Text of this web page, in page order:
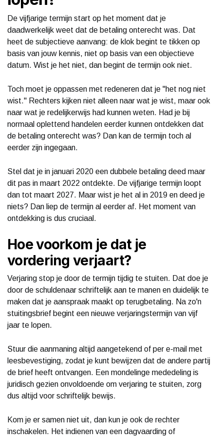
De vijfjarige termijn start op het moment dat je
daadwerkelijk weet dat de betaling onterecht was. Dat
heet de subjectieve aanvang: de klok begint te tikken op
basis van jouw kennis, niet op basis van een objectieve
datum. Wist je het niet, dan begint de termijn ook niet.
Toch moet je oppassen met redeneren dat je "het nog niet
wist." Rechters kijken niet alleen naar wat je wist, maar ook
naar wat je redelijkerwijs had kunnen weten. Had je bij
normaal oplettend handelen eerder kunnen ontdekken dat
de betaling onterecht was? Dan kan de termijn toch al
eerder zijn ingegaan.
Stel dat je in januari 2020 een dubbele betaling deed maar
dit pas in maart 2022 ontdekte. De vijfjarige termijn loopt
dan tot maart 2027. Maar wist je het al in 2019 en deed je
niets? Dan liep de termijn al eerder af. Het moment van
ontdekking is dus cruciaal.
Hoe voorkom je dat je
vordering verjaart?
Verjaring stop je door de termijn tijdig te stuiten. Dat doe je
door de schuldenaar schriftelijk aan te manen en duidelijk te
maken dat je aanspraak maakt op terugbetaling. Na zo'n
stuitingsbrief begint een nieuwe verjaringstermijn van vijf
jaar te lopen.
Stuur die aanmaning altijd aangetekend of per e-mail met
leesbevestiging, zodat je kunt bewijzen dat de andere partij
de brief heeft ontvangen. Een mondelinge mededeling is
juridisch gezien onvoldoende om verjaring te stuiten, zorg
dus altijd voor schriftelijk bewijs.
Kom je er samen niet uit, dan kun je ook de rechter
inschakelen. Het indienen van een dagvaarding of